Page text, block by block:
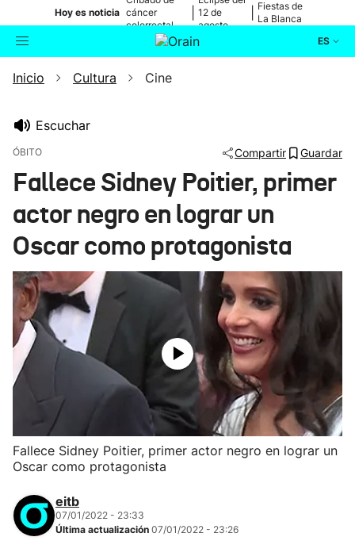
Hoy es noticia cáncer
colorrectal
12 de
agosto
Fiestas de
La Blanca
ES
Buscador Actualidad
Ikusmiran
Eguraldia
Inicio Cultura Cine
Escuchar
ÓBITO Compartir Guardar
Fallece Sidney Poitier, primer
actor negro en lograr un
Oscar como protagonista
Fallece Sidney Poitier, primer actor negro en lograr un
Oscar como protagonista
eitb
07/01/2022 - 23:33
Última actualización 07/01/2022 - 23:26